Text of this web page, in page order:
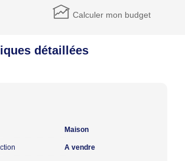
Calculer mon budget
détaillées
Maison
A vendre